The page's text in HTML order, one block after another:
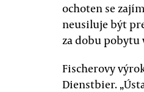
ochoten se
neusiluje být
za dobu
Fischerovy
Dienstbier.